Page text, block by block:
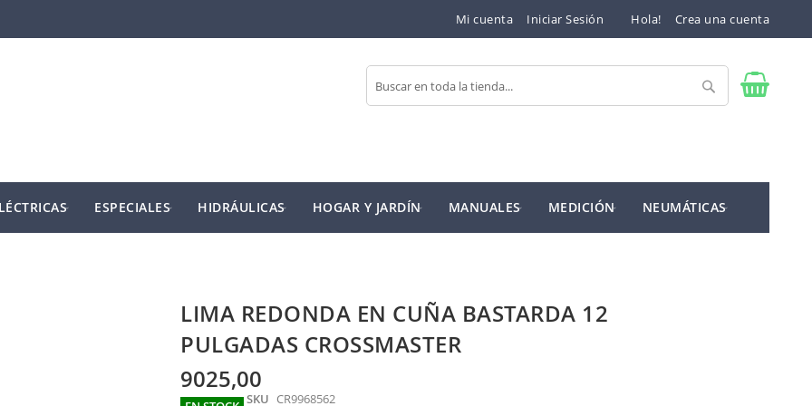
Mi cuenta Iniciar Sesión Hola! Crea una cuenta
Buscar
Buscar
ESPECIALES HIDRÁULICAS HOGAR Y JARDÍN MANUALES MEDICIÓN NEUMÁTICAS
LIMA REDONDA EN CUÑA BASTARDA 12
PULGADAS CROSSMASTER
9025,00
SKU CR9968562